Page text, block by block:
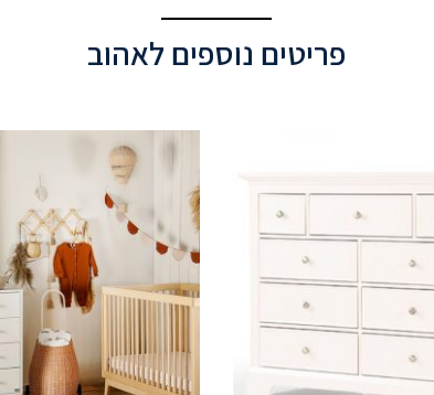
פריטים נוספים לאהוב